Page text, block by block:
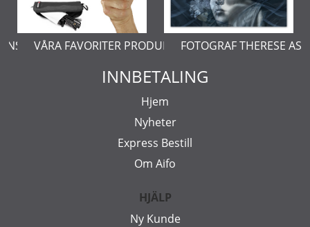
VÅRA FAVORITER PRODUKTERFOTOGRAF THERESE
INNBETALING
Hjem
Nyheter
Express Bestill
Om Aifo
HJÄLP
Ny Kunde